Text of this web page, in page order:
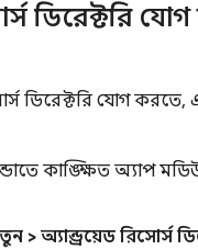
ডিরেক্টরি
ডিরেক্টরি যোগ
কাঙ্ক্ষিত অ্যাপ
> অ্যান্ড্রয়েড রিসোর্স